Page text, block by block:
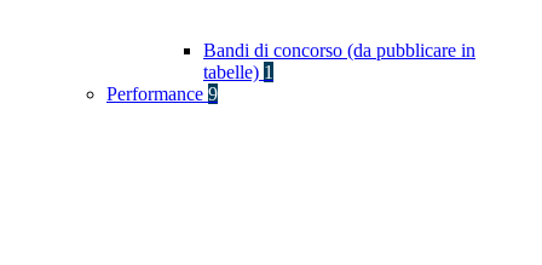
Bandi di concorso (da pubblicare in
tabelle) 1
Performance 9